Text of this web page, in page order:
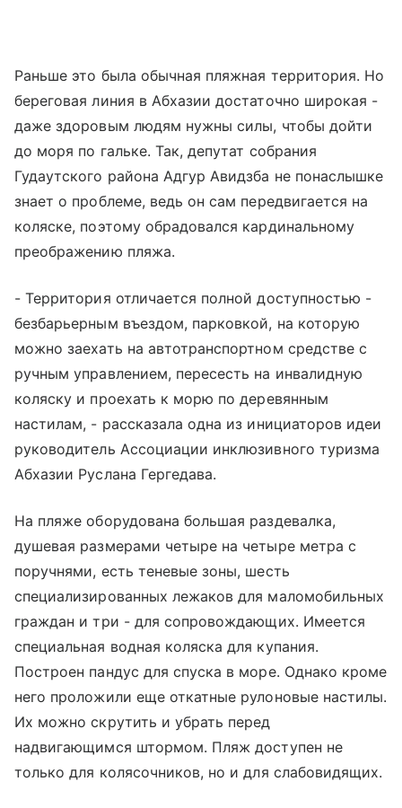
Раньше это была обычная пляжная территория. Но
береговая линия в Абхазии достаточно широкая -
даже здоровым людям нужны силы, чтобы дойти
до моря по гальке. Так, депутат собрания
Гудаутского района Адгур Авидзба не понаслышке
знает о проблеме, ведь он сам передвигается на
коляске, поэтому обрадовался кардинальному
преображению пляжа.
- Территория отличается полной доступностью -
безбарьерным въездом, парковкой, на которую
можно заехать на автотранспортном средстве с
ручным управлением, пересесть на инвалидную
коляску и проехать к морю по деревянным
настилам, - рассказала одна из инициаторов идеи
руководитель Ассоциации инклюзивного туризма
Абхазии Руслана Гергедава.
На пляже оборудована большая раздевалка,
душевая размерами четыре на четыре метра с
поручнями, есть теневые зоны, шесть
специализированных лежаков для маломобильных
граждан и три - для сопровождающих. Имеется
специальная водная коляска для купания.
Построен пандус для спуска в море. Однако кроме
него проложили еще откатные рулоновые настилы.
Их можно скрутить и убрать перед
надвигающимся штормом. Пляж доступен не
только для колясочников, но и для слабовидящих.